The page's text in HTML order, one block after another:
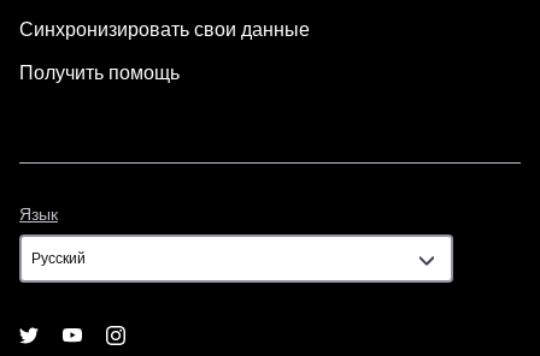
Синхронизировать свои данные
Получить помощь
Язык